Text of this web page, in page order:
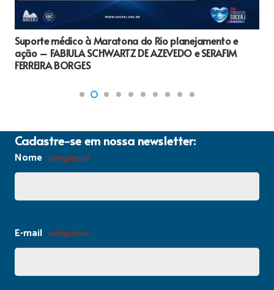
Suporte médico à Maratona do Rio planejamento e
ação – FABIULA SCHWARTZ DE AZEVEDO e SERAFIM
FERREIRA BORGES
Cadastre-se em nossa newsletter:
Nome (obrigatório)
E-mail (obrigatório)